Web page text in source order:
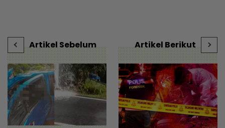
Artikel Sebelum Artikel Berikut